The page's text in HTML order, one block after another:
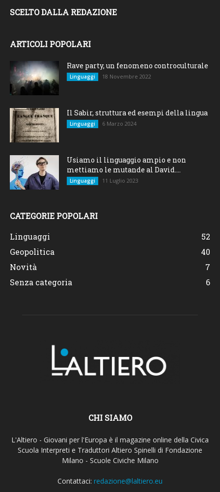
SCELTO DALLA REDAZIONE
ARTICOLI POPOLARI
Rave party, un fenomeno controculturale
Linguaggi 18 Novembre 2022
Il Sabir, struttura ed esempi della lingua
Linguaggi 6 Marzo 2024
Usiamo il linguaggio ampio e non
mettiamo le mutande al David....
Linguaggi 11 Luglio 2023
CATEGORIE POPOLARI
Linguaggi
52
Geopolitica
40
Novità
7
Senza categoria
6
CHI SIAMO
L'Altiero - Giovani per l'Europa è il magazine online della Civica
Scuola Interpreti e Traduttori Altiero Spinelli di Fondazione
Milano - Scuole Civiche Milano
Contattaci: redazione@laltiero.eu